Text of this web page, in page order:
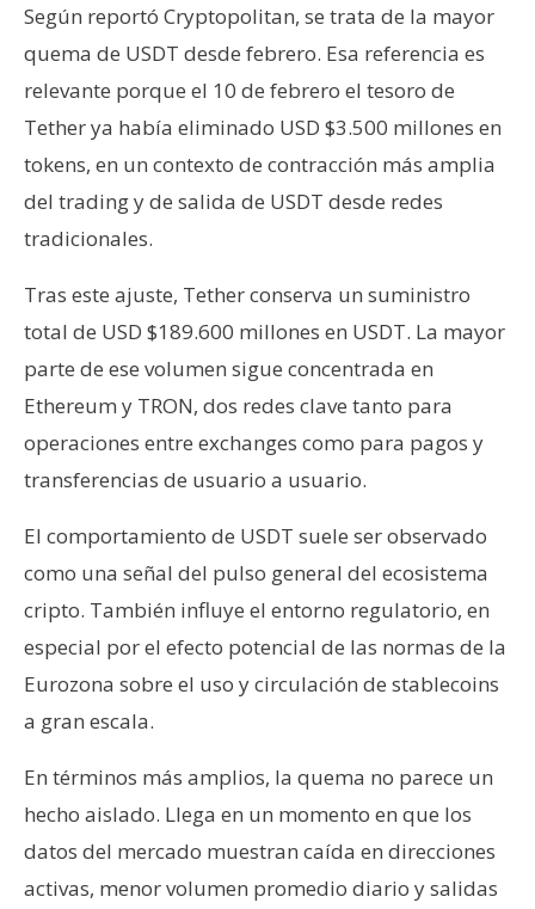
o
n
t
a
t
o
y
u
b
l
c
i
d
d
Según reportó Cryptopolitan, se trata de la mayor
quema de USDT desde febrero. Esa referencia es
relevante porque el 10 de febrero el tesoro de
Tether ya había eliminado USD $3.500 millones en
tokens, en un contexto de contracción más amplia
del trading y de salida de USDT desde redes
tradicionales.
Tras este ajuste, Tether conserva un suministro
total de USD $189.600 millones en USDT. La mayor
parte de ese volumen sigue concentrada en
Ethereum y TRON, dos redes clave tanto para
operaciones entre exchanges como para pagos y
transferencias de usuario a usuario.
El comportamiento de USDT suele ser observado
como una señal del pulso general del ecosistema
cripto. También influye el entorno regulatorio, en
especial por el efecto potencial de las normas de la
Eurozona sobre el uso y circulación de stablecoins
a gran escala.
En términos más amplios, la quema no parece un
hecho aislado. Llega en un momento en que los
datos del mercado muestran caída en direcciones
activas, menor volumen promedio diario y salidas